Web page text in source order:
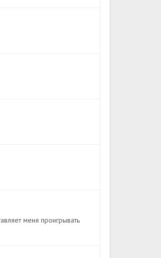
меня проигрывать